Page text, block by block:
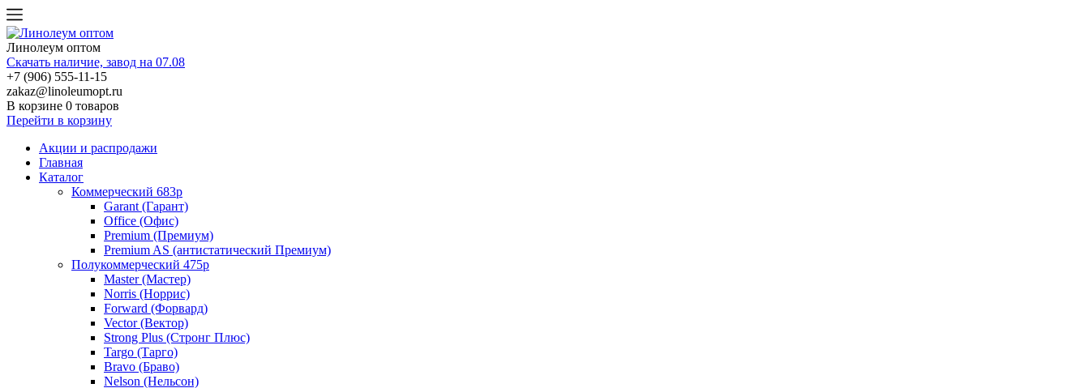
Линолеум оптом
Скачать наличие, завод на 07.08
+7 (906) 555-11-15
zakaz@linoleumopt.ru
В корзине 0 товаров
Перейти в корзину
Акции и распродажи
Главная
Каталог
Коммерческий 683р
Garant (Гарант)
Office (Офис)
Premium (Премиум)
Premium AS (антистатический Премиум)
Полукоммерческий 475р
Master (Мастер)
Norris (Норрис)
Forward (Форвард)
Vector (Вектор)
Strong Plus (Стронг Плюс)
Targo (Тарго)
Bravo (Браво)
Nelson (Нельсон)